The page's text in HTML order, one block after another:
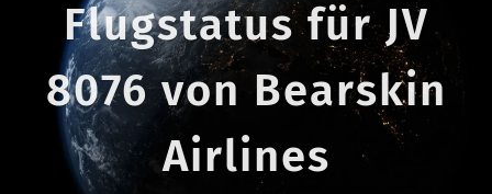
Flugstatus für JV
8076 von Bearskin
Airlines